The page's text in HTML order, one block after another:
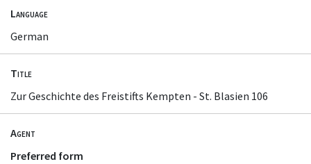
Language
German
Title
Zur Geschichte des Freistifts Kempten - St. Blasien 106
Agent
Preferred form